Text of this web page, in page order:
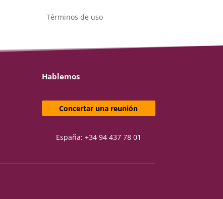
Términos de uso
Hablemos
Concertar una reunión
España: +34 94 437 78 01